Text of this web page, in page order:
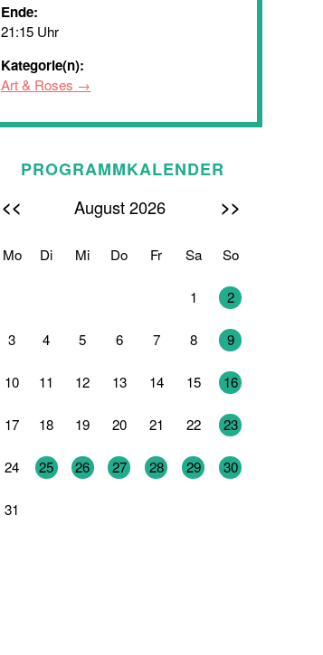
Ende:
21:15 Uhr
Kategorie(n):
Art & Roses
PROGRAMMKALENDER
<< August 2026 >>
Mo Di Mi Do Fr Sa So
1 2
3 4 5 6 7 8 9
10 11 12 13 14 15 16
17 18 19 20 21 22 23
24 25 26 27 28 29 30
31